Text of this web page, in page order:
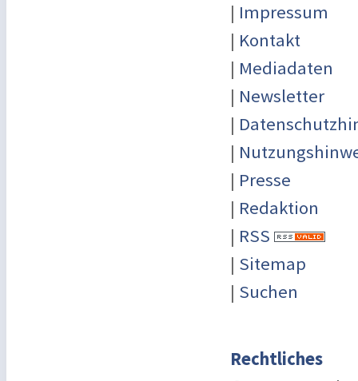
| Impressum
| Kontakt
| Mediadaten
| Newsletter
|
|
| Presse
| Redaktion
| RSS
| Sitemap
| Suchen
Rechtliches